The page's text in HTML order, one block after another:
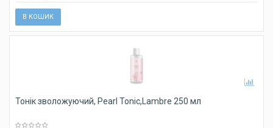
В КОШИК
Тонік зволожуючий, Pearl Tonic,Lambre 250 мл